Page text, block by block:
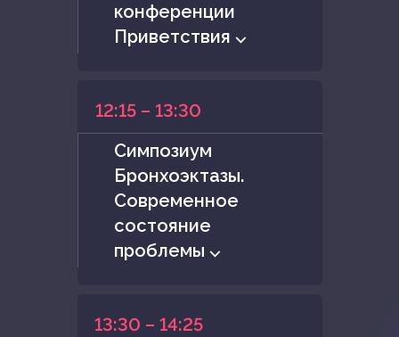
конференции
Приветствия ⌵
12:15 – 13:30
Симпозиум
Бронхоэктазы.
Современное
состояние
проблемы ⌵
13:30 – 14:25